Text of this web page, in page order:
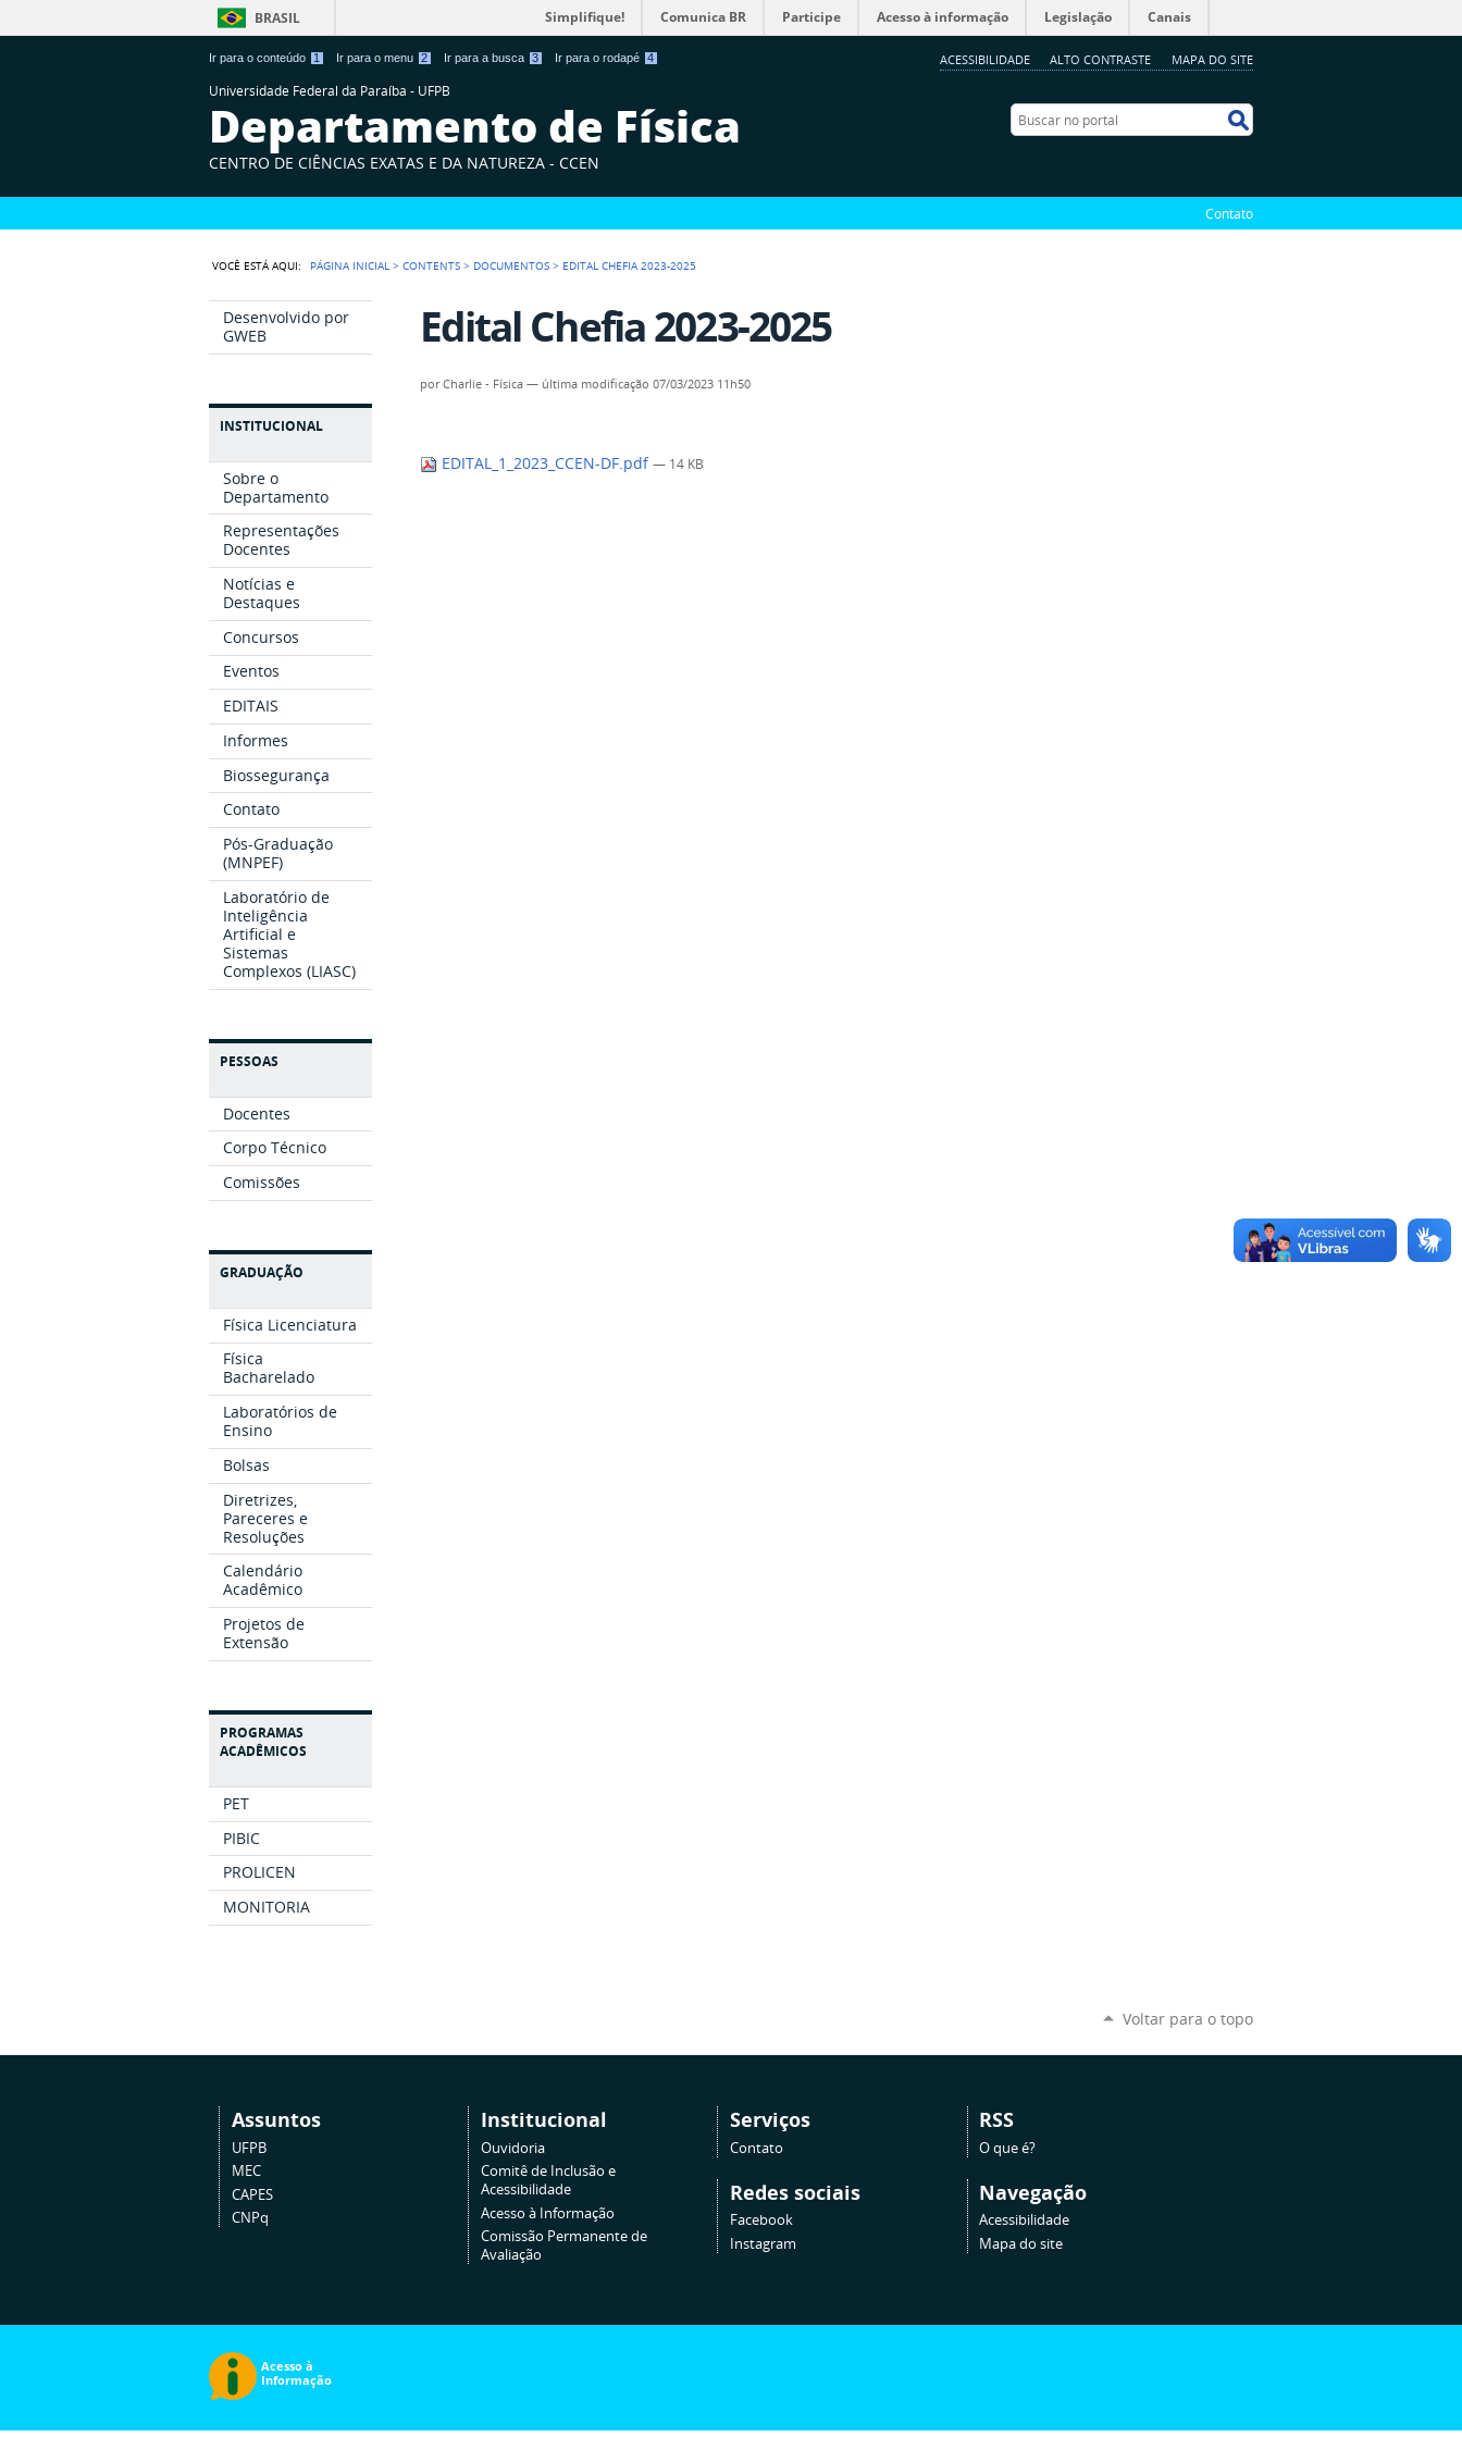
Ir para o conteúdo 1 Ir para o menu 2 Ir para a busca 3 Ir para o rodapé 4 ACESSIBILIDADE ALTO CONTRASTE MAPA DO SITE
BRASIL Simplifique! Comunica BR Participe Acesso à informação Legislação Canais
Universidade Federal da Paraíba - UFPB
Departamento de Física
CENTRO DE CIÊNCIAS EXATAS E DA NATUREZA - CCEN
Buscar no portal
Contato
VOCÊ ESTÁ AQUI: PÁGINA INICIAL >CONTENTS > DOCUMENTOS > EDITAL CHEFIA 2023-2025
Desenvolvido por
GWEB
INSTITUCIONAL
Sobre o
Departamento
Representações
Docentes
Notícias e
Destaques
Concursos
Eventos
EDITAIS
Informes
Biossegurança
Contato
Pós-Graduação
(MNPEF)
Laboratório de
Inteligência
Artificial e
Sistemas
Complexos (LIASC)
PESSOAS
Docentes
Corpo Técnico
Comissões
GRADUAÇÃO
Física Licenciatura
Física
Bacharelado
Laboratórios de
Ensino
Bolsas
Diretrizes,
Pareceres e
Resoluções
Calendário
Acadêmico
Projetos de
Extensão
PROGRAMAS
ACADÊMICOS
PET
PIBIC
PROLICEN
MONITORIA
Edital Chefia 2023-2025
porCharlie - Física — última modificação 07/03/2023 11h50
EDITAL_1_2023_CCEN-DF.pdf— 14 KB
Voltar para o topo
Assuntos
UFPB
MEC
CAPES
CNPq
Institucional
Ouvidoria
Comitê de Inclusão e
Acessibilidade
Acesso à Informação
Comissão Permanente de
Avaliação
Serviços
Contato
Redes sociais
Facebook
Instagram
RSS
O que é?
Navegação
Acessibilidade
Mapa do site